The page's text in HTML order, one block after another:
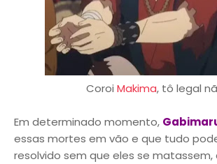
Coroi Makima, tô legal
Em determinado momento,
essas mortes em vão e que tudo
resolvido sem que eles se matassem,